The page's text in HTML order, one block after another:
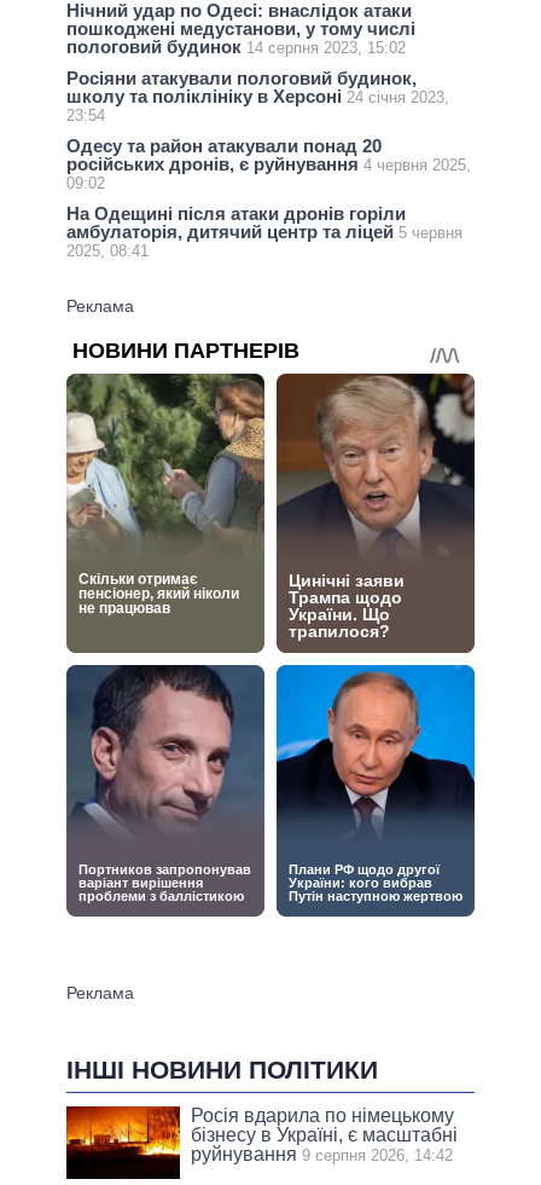
Нічний удар по Одесі: внаслідок атаки
пошкоджені медустанови, у тому числі
пологовий будинок 14 серпня 2023, 15:02
Росіяни атакували пологовий будинок,
школу та поліклініку в Херсоні 24 січня 2023,
23:54
Одесу та район атакували понад 20
російських дронів, є руйнування 4 червня 2025,
09:02
На Одещині після атаки дронів горіли
амбулаторія, дитячий центр та ліцей 5 червня
2025, 08:41
ІНШІ НОВИНИ ПОЛІТИКИ
Росія вдарила по німецькому
бізнесу в Україні, є масштабні
руйнування 9 серпня 2026, 14:42